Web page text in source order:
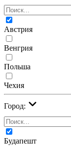
Австрия
Венгрия
Польша
Чехия
Город:
Будапешт